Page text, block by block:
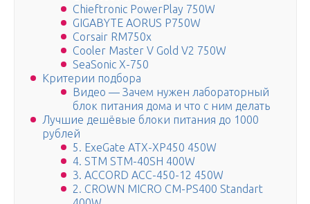
Chieftronic PowerPlay 750W
GIGABYTE AORUS P750W
Corsair RM750x
Cooler Master V Gold V2 750W
SeaSonic X-750
Критерии подбора
Видео — Зачем нужен лабораторный
блок питания дома и что с ним делать
Лучшие дешёвые блоки питания до 1000
рублей
5. ExeGate ATX-XP450 450W
4. STM STM-40SH 400W
3. ACCORD ACC-450-12 450W
2. CROWN MICRO CM-PS400 Standart